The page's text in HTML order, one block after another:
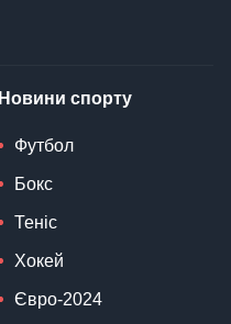
Новини спорту
Футбол
Бокс
Теніс
Хокей
Євро-2024